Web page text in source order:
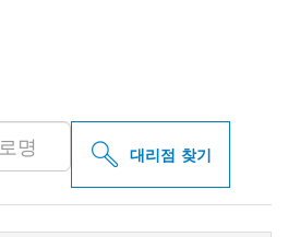
대리점 찾기